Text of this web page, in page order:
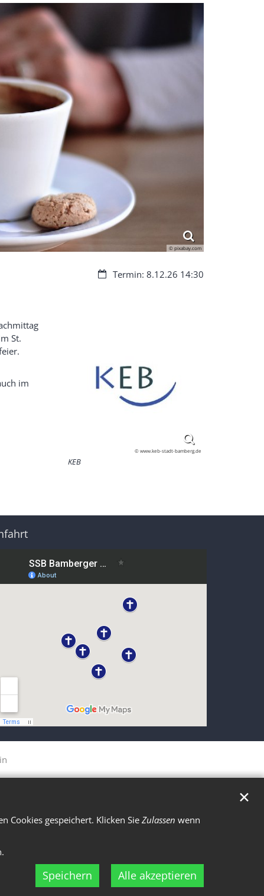
Cookies gespeichert. Klicken Sie Zulassen wenn
Speichern Alle akzeptieren
✕
© pixabay.com
Datum:Termin: 8.12.26 14:30
© www.keb-stadt-bamberg.de
KEB
St.
im